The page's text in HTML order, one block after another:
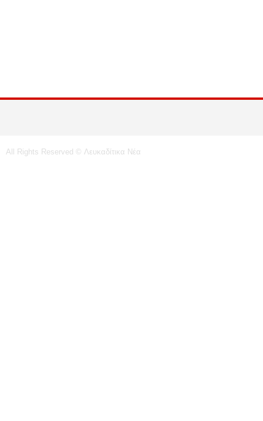
All Rights Reserved © Λευκαδίτικα Νέα